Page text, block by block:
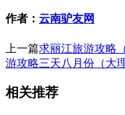
作者： 云南驴友网
上一篇求丽江旅游攻略
游攻略三天八月份（大
相关推荐